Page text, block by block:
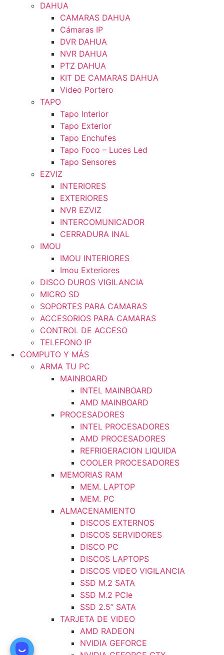
DAHUA
CAMARAS DAHUA
Cámaras IP
DVR DAHUA
NVR DAHUA
PTZ DAHUA
KIT DE CAMARAS DAHUA
Video Portero
TAPO
Tapo Interior
Tapo Exterior
Tapo Enchufes
Tapo Foco – Luces Led
Tapo Sensores
EZVIZ
INTERIORES
EXTERIORES
NVR EZVIZ
INTERCOMUNICADOR
CERRADURA INAL
IMOU
IMOU INTERIORES
Imou Exteriores
DISCO DUROS VIGILANCIA
MICRO SD
SOPORTES PARA CAMARAS
ACCESORIOS PARA CAMARAS
CONTROL DE ACCESO
TELEFONO IP
COMPUTO Y MÁS
ARMA TU PC
MAINBOARD
INTEL MAINBOARD
AMD MAINBOARD
PROCESADORES
INTEL PROCESADORES
AMD PROCESADORES
REFRIGERACION LIQUIDA
COOLER PROCESADORES
MEMORIAS RAM
MEM. LAPTOP
MEM. PC
ALMACENAMIENTO
DISCOS EXTERNOS
DISCOS SERVIDORES
DISCO PC
DISCOS LAPTOPS
DISCOS VIDEO VIGILANCIA
SSD M.2 SATA
SSD M.2 PCIe
SSD 2.5” SATA
TARJETA DE VIDEO
AMD RADEON
NVIDIA GEFORCE